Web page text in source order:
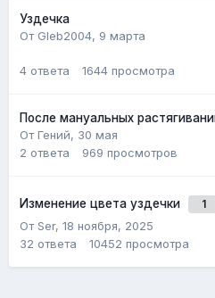
Уздечка
От Gleb2004, 9 марта
4 ответа 1644 просмотра
После мануальных
От Гений, 30 мая
2 ответа 969 просмотров
Изменение цвета уздечки 1
От Ser, 18 ноября, 2025
32 ответа 10452 просмотра